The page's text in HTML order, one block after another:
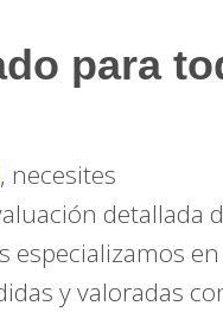
para
, necesites
detallada
especializamos en
y valoradas